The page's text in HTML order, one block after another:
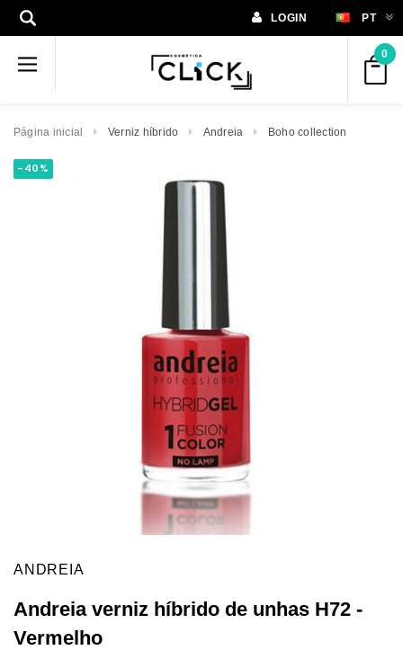
LOGIN PT
0
Página inicial Verniz híbrido Andreia Boho collection
-40%
ANDREIA
Andreia verniz híbrido de unhas H72 -
Vermelho